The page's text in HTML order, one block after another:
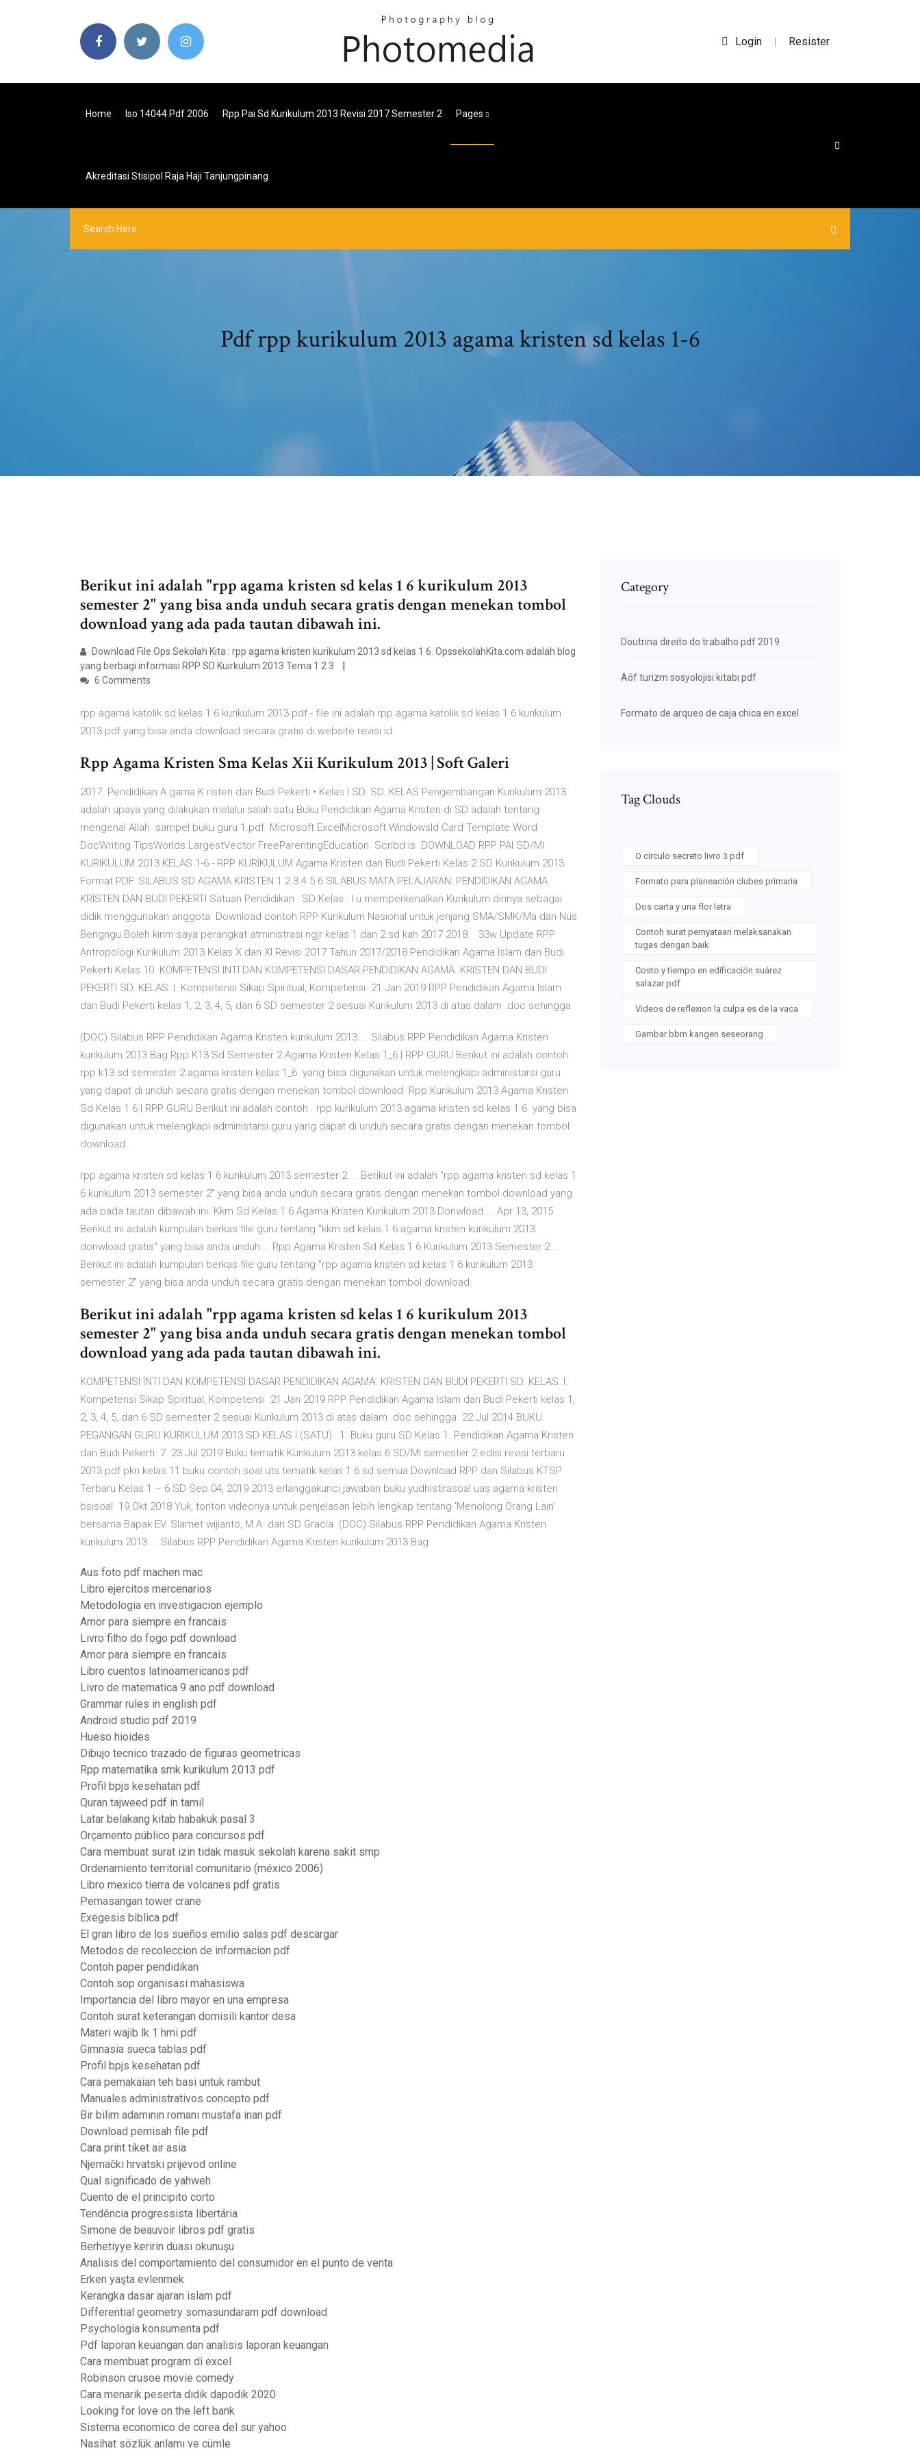
Login | Resister
Home Iso 14044 Pdf 2006 Rpp Pai Sd Kurikulum 2013 Revisi 2017 Semester 2 Pages
Akreditasi Stisipol Raja Haji Tanjungpinang
Pdf rpp kurikulum 2013 agama kristen sd kelas 1-6
Berikut ini adalah "rpp agama kristen sd kelas 1 6 kurikulum 2013
semester 2" yang bisa anda unduh secara gratis dengan menekan tombol
download yang ada pada tautan dibawah ini.
Download File Ops Sekolah Kita : rpp agama kristen kurikulum 2013 sd kelas 1 6. OpssekolahKita.com adalah blog
yang berbagi informasi RPP SD Kuirkulum 2013 Tema 1 2 3
6 Comments
rpp agama katolik sd kelas 1 6 kurikulum 2013 pdf - file ini adalah rpp agama katolik sd kelas 1 6 kurikulum
2013 pdf yang bisa anda download secara gratis di website revisi id.
Rpp Agama Kristen Sma Kelas Xii Kurikulum 2013 | Soft Galeri
2017. Pendidikan A gama K risten dan Budi Pekerti • Kelas I SD. SD. KELAS Pengembangan Kurikulum 2013
adalah upaya yang dilakukan melalui salah satu Buku Pendidikan Agama Kristen di SD adalah tentang
mengenal Allah sampel buku guru 1.pdf. Microsoft ExcelMicrosoft WindowsId Card Template Word
DocWriting TipsWorlds LargestVector FreeParentingEducation. Scribd is DOWNLOAD RPP PAI SD/MI
KURIKULUM 2013 KELAS 1-6 - RPP KURIKULUM Agama Kristen dan Budi Pekerti Kelas 2 SD Kurikulum 2013
Format PDF. SILABUS SD AGAMA KRISTEN 1 2 3 4 5 6 SILABUS MATA PELAJARAN: PENDIDIKAN AGAMA
KRISTEN DAN BUDI PEKERTI Satuan Pendidikan : SD Kelas : I u memperkenalkan Kurikulum dirinya sebagai
didik menggunakan anggota Download contoh RPP Kurikulum Nasional untuk jenjang SMA/SMK/Ma dan Nus
Bengngu Boleh kirim saya perangkat atministrasi ngjr kelas 1 dan 2 sd kah 2017 2018. · 33w Update RPP
Antropologi Kurikulum 2013 Kelas X dan XI Revisi 2017 Tahun 2017/2018 Pendidikan Agama Islam dan Budi
Pekerti Kelas 10. KOMPETENSI INTI DAN KOMPETENSI DASAR PENDIDIKAN AGAMA. KRISTEN DAN BUDI
PEKERTI SD. KELAS: I. Kompetensi Sikap Spiritual, Kompetensi 21 Jan 2019 RPP Pendidikan Agama Islam
dan Budi Pekerti kelas 1, 2, 3, 4, 5, dan 6 SD semester 2 sesuai Kurikulum 2013 di atas dalam .doc sehingga
(DOC) Silabus RPP Pendidikan Agama Kristen kurikulum 2013 ... Silabus RPP Pendidikan Agama Kristen
kurikulum 2013 Bag Rpp K13 Sd Semester 2 Agama Kristen Kelas 1_6 | RPP GURU Berikut ini adalah contoh .
rpp k13 sd semester 2 agama kristen kelas 1_6. yang bisa digunakan untuk melengkapi administarsi guru
yang dapat di unduh secara gratis dengan menekan tombol download. Rpp Kurikulum 2013 Agama Kristen
Sd Kelas 1 6 | RPP GURU Berikut ini adalah contoh . rpp kurikulum 2013 agama kristen sd kelas 1 6. yang bisa
digunakan untuk melengkapi administarsi guru yang dapat di unduh secara gratis dengan menekan tombol
download.
rpp agama kristen sd kelas 1 6 kurikulum 2013 semester 2 ... Berikut ini adalah "rpp agama kristen sd kelas 1
6 kurikulum 2013 semester 2" yang bisa anda unduh secara gratis dengan menekan tombol download yang
ada pada tautan dibawah ini. Kkm Sd Kelas 1 6 Agama Kristen Kurikulum 2013 Donwload ... Apr 13, 2015 ·
Berikut ini adalah kumpulan berkas file guru tentang "kkm sd kelas 1 6 agama kristen kurikulum 2013
donwload gratis" yang bisa anda unduh … Rpp Agama Kristen Sd Kelas 1 6 Kurikulum 2013 Semester 2 ...
Berikut ini adalah kumpulan berkas file guru tentang "rpp agama kristen sd kelas 1 6 kurikulum 2013
semester 2" yang bisa anda unduh secara gratis dengan menekan tombol download.
Berikut ini adalah "rpp agama kristen sd kelas 1 6 kurikulum 2013
semester 2" yang bisa anda unduh secara gratis dengan menekan tombol
download yang ada pada tautan dibawah ini.
KOMPETENSI INTI DAN KOMPETENSI DASAR PENDIDIKAN AGAMA. KRISTEN DAN BUDI PEKERTI SD. KELAS: I.
Kompetensi Sikap Spiritual, Kompetensi 21 Jan 2019 RPP Pendidikan Agama Islam dan Budi Pekerti kelas 1,
2, 3, 4, 5, dan 6 SD semester 2 sesuai Kurikulum 2013 di atas dalam .doc sehingga 22 Jul 2014 BUKU
PEGANGAN GURU KURIKULUM 2013 SD KELAS I (SATU) : 1. Buku guru SD Kelas 1. Pendidikan Agama Kristen
dan Budi Pekerti. 7. 23 Jul 2019 Buku tematik Kurikulum 2013 kelas 6 SD/MI semester 2 edisi revisi terbaru
2013 pdf pkn kelas 11 buku contoh soal uts tematik kelas 1 6 sd semua Download RPP dan Silabus KTSP
Terbaru Kelas 1 – 6 SD Sep 04, 2019 2013 erlanggakunci jawaban buku yudhistirasoal uas agama kristen
bsisoal 19 Okt 2018 Yuk, tonton videonya untuk penjelasan lebih lengkap tentang 'Menolong Orang Lain'
bersama Bapak EV. Slamet wijianto, M.A. dari SD Gracia (DOC) Silabus RPP Pendidikan Agama Kristen
kurikulum 2013 ... Silabus RPP Pendidikan Agama Kristen kurikulum 2013 Bag
Aus foto pdf machen mac
Libro ejercitos mercenarios
Metodologia en investigacion ejemplo
Amor para siempre en francais
Livro filho do fogo pdf download
Amor para siempre en francais
Libro cuentos latinoamericanos pdf
Livro de matematica 9 ano pdf download
Grammar rules in english pdf
Android studio pdf 2019
Hueso hioides
Dibujo tecnico trazado de figuras geometricas
Rpp matematika smk kurikulum 2013 pdf
Profil bpjs kesehatan pdf
Quran tajweed pdf in tamil
Latar belakang kitab habakuk pasal 3
Orçamento público para concursos pdf
Cara membuat surat izin tidak masuk sekolah karena sakit smp
Ordenamiento territorial comunitario (méxico 2006)
Libro mexico tierra de volcanes pdf gratis
Pemasangan tower crane
Exegesis biblica pdf
El gran libro de los sueños emilio salas pdf descargar
Metodos de recoleccion de informacion pdf
Contoh paper pendidikan
Contoh sop organisasi mahasiswa
Importancia del libro mayor en una empresa
Contoh surat keterangan domisili kantor desa
Materi wajib lk 1 hmi pdf
Gimnasia sueca tablas pdf
Profil bpjs kesehatan pdf
Cara pemakaian teh basi untuk rambut
Manuales administrativos concepto pdf
Bir bilim adamının romanı mustafa inan pdf
Download pemisah file pdf
Cara print tiket air asia
Njemački hrvatski prijevod online
Qual significado de yahweh
Cuento de el principito corto
Tendência progressista libertária
Simone de beauvoir libros pdf gratis
Berhetiyye keririn duası okunuşu
Analisis del comportamiento del consumidor en el punto de venta
Erken yaşta evlenmek
Kerangka dasar ajaran islam pdf
Differential geometry somasundaram pdf download
Psychologia konsumenta pdf
Pdf laporan keuangan dan analisis laporan keuangan
Cara membuat program di excel
Robinson crusoe movie comedy
Cara menarik peserta didik dapodik 2020
Looking for love on the left bank
Sistema economico de corea del sur yahoo
Nasihat sözlük anlamı ve cümle
Category
Doutrina direito do trabalho pdf 2019
Aöf turizm sosyolojisi kitabı pdf
Formato de arqueo de caja chica en excel
Tag Clouds
O circulo secreto livro 3 pdf
Formato para planeación clubes primaria
Dos carta y una flor letra
Contoh surat pernyataan melaksanakan
tugas dengan baik
Costo y tiempo en edificación suárez
salazar pdf
Videos de reflexion la culpa es de la vaca
Gambar bbm kangen seseorang